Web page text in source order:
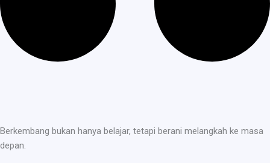
Berkembang bukan hanya belajar, tetapi berani melangkah ke masa
depan.